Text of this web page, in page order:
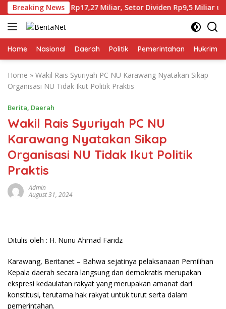
Skip
to
content
Breaking News
Laba Rp17,27 Miliar, Setor Dividen Rp9,5 Miliar untuk
Home Nasional Daerah Politik Pemerintahan Hukrim
Home » Wakil Rais Syuriyah PC NU Karawang Nyatakan Sikap
Organisasi NU Tidak Ikut Politik Praktis
Berita, Daerah
Wakil Rais Syuriyah PC NU
Karawang Nyatakan Sikap
Organisasi NU Tidak Ikut Politik
Praktis
Admin
August 31, 2024
Ditulis oleh : H. Nunu Ahmad Faridz
Karawang, Beritanet – Bahwa sejatinya pelaksanaan Pemilihan
Kepala daerah secara langsung dan demokratis merupakan
ekspresi kedaulatan rakyat yang merupakan amanat dari
konstitusi, terutama hak rakyat untuk turut serta dalam
pemerintahan.